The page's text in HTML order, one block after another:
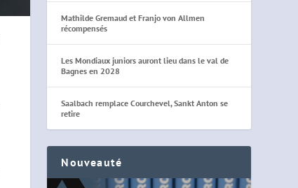
Mathilde Gremaud et Franjo von Allmen
récompensés
Les Mondiaux juniors auront lieu dans le val de
Bagnes en 2028
Saalbach remplace Courchevel, Sankt Anton se
retire
Nouveauté